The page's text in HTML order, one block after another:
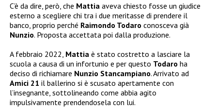
C’è da dire, però, che Mattia aveva chiesto fosse un giudice
esterno a scegliere chi tra i due meritasse di prendere il
banco, proprio perché Raimondo Todaro conosceva già
Nunzio. Proposta accettata poi dalla produzione.
A febbraio 2022, Mattia è stato costretto a lasciare la
scuola a causa di un infortunio e per questo Todaro ha
deciso di richiamare Nunzio Stancampiano. Arrivato ad
Amici 21 il ballerino si è scusato apertamente con
l’insegnante, sottolineando come abbia agito
impulsivamente prendendosela con lui.